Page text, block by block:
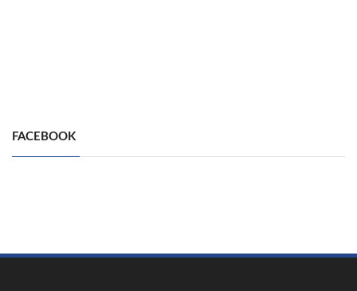
FACEBOOK